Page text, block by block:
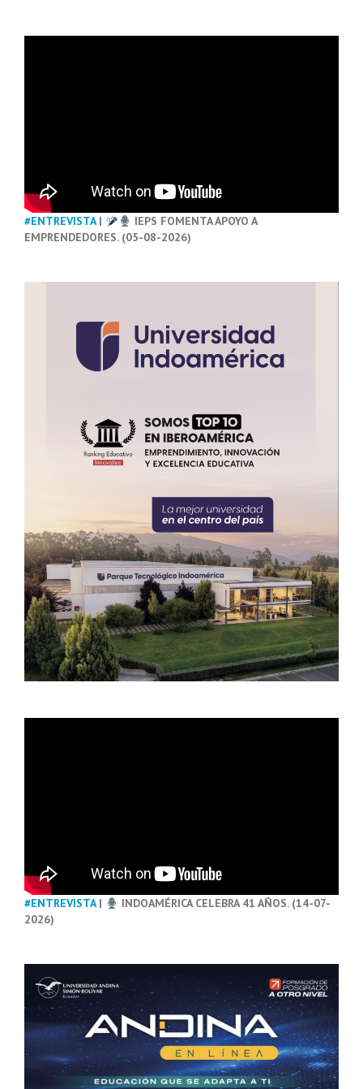
#ENTREVISTA|
IEPS FOMENTA APOYO A
EMPRENDEDORES. (05-08-2026)
#ENTREVISTA|
INDOAMÉRICA CELEBRA 41 AÑOS. (14-07-
2026)